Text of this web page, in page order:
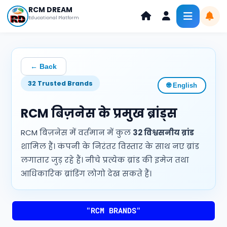
Skip
to
RCM DREAM
Educational Platform
← Back
32 Trusted Brands 🌐 English
RCM बिज़नेस के प्रमुख ब्रांड्स
RCM बिज़नेस में वर्तमान में कुल 32 विश्वसनीय ब्रांड
शामिल हैं। कंपनी के निरंतर विस्तार के साथ नए ब्रांड
लगातार जुड़ रहे हैं। नीचे प्रत्येक ब्रांड की इमेज तथा
आधिकारिक ब्रांडिंग लोगो देख सकते हैं।
"RCM BRANDS"